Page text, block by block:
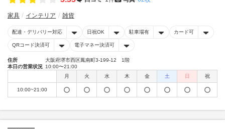
家具 インテリア 雑貨
配達・デリバリー対応 日祝OK 駐車場有 カード可
QRコード決済可 電子マネー決済可
住所
大阪府堺市西区鳳南町3-199-12 1階
本日の営業状況 10:00〜21:00
月
火 水 木 金 土 日 祝
10:00~21:00